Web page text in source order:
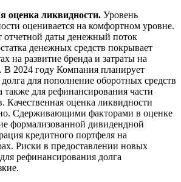
оценка ликвидности. Уровень
оценивается на комфортном уровне.
отчетной даты денежный поток
денежных средств покрывает
на развитие бренда и затраты на
В 2024 году Компания планирует
для пополнение оборотных средств
также для рефинансирования части
Качественная оценка ликвидности
Сдерживающими факторами в оценке
формализованной дивидендной
кредитного портфеля на
Риски в предоставлении новых
рефинансирования долга